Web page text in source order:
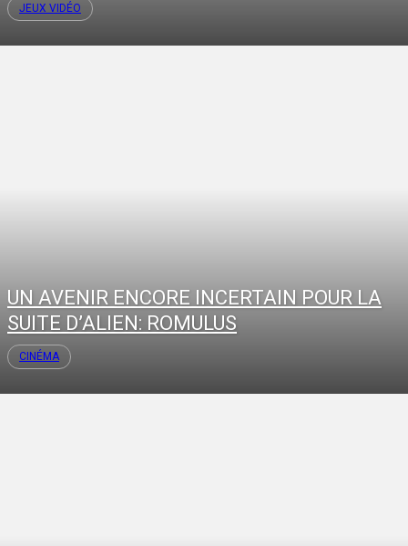
JEUX VIDÉO
UN AVENIR ENCORE INCERTAIN POUR LA
SUITE D’ALIEN: ROMULUS
CINÉMA